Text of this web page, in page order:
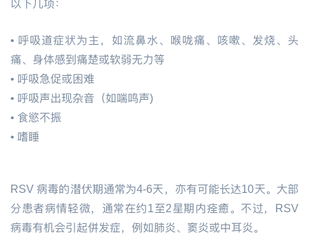
以下几项：
• 呼吸道症状为主，如流鼻水、喉咙痛、咳嗽、发烧、头
痛、身体感到痛楚或软弱无力等
• 呼吸急促或困难
• 呼吸声出现杂音（如喘鸣声)
• 食慾不振
• 嗜睡
RSV 病毒的潜伏期通常为4-6天，亦有可能长达10天。大部
分患者病情轻微，通常在约1至2星期内痊癒。不过，RSV
病毒有机会引起併发症，例如肺炎、窦炎或中耳炎。